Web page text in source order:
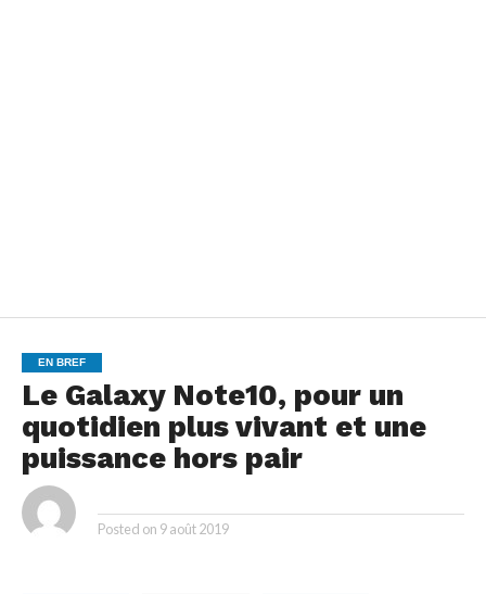
EN BREF
Le Galaxy Note10, pour un
quotidien plus vivant et une
puissance hors pair
Posted on 9 août 2019